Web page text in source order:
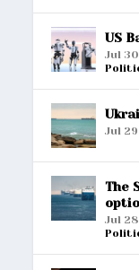
US
Jul
Jul
The
Jul